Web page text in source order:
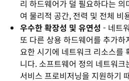
리 하드웨어가 덜 필요하다는
여 물리적 공간, 전력 및 전체 비
우수한 확장성 및 유연성 - 네트
또 다른 상용 하드웨어를 추가하
요한 시기에 네트워크 리소스를
니다. 소프트웨어 정의 네트워
서비스 프로비저닝을 지원하기